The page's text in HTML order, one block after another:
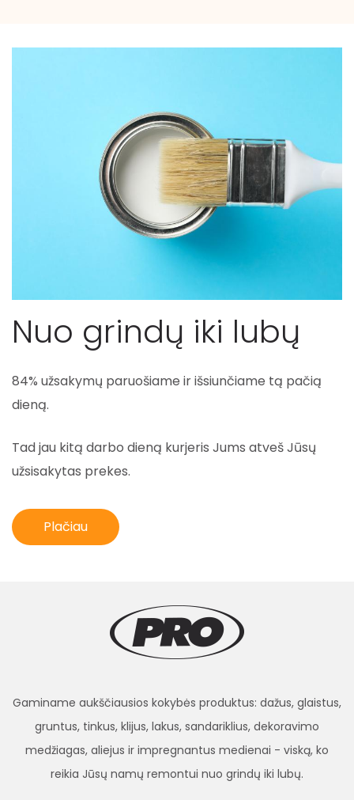
Nuo grindų iki lubų
84% užsakymų paruošiame ir išsiunčiame tą pačią
dieną.
Tad jau kitą darbo dieną kurjeris Jums atveš Jūsų
užsisakytas prekes.
Plačiau
Gaminame aukščiausios kokybės produktus: dažus, glaistus,
gruntus, tinkus, klijus, lakus, sandariklius, dekoravimo
medžiagas, aliejus ir impregnantus medienai - viską, ko
reikia Jūsų namų remontui nuo grindų iki lubų.